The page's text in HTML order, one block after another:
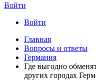
Войти
Войти
Главная
Вопросы и ответы
Германия
Где выгодно
других городах